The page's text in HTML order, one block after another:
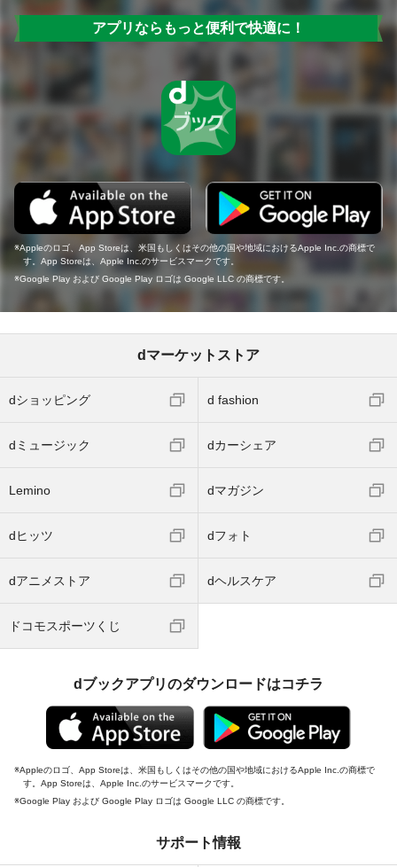
アプリならもっと便利で快適に！
Appleのロゴ、App Storeは、米国もしくはその他の国や地域におけるApple Inc.の商標で
す。App Storeは、Apple Inc.のサービスマークです。
Google Play および Google Play ロゴは Google LLC の商標です。
dマーケットストア
dショッピング d fashion
dミュージック dカーシェア
Lemino dマガジン
dヒッツ dフォト
dアニメストア dヘルスケア
ドコモスポーツくじ
dブックアプリのダウンロードはコチラ
Appleのロゴ、App Storeは、米国もしくはその他の国や地域におけるApple Inc.の商標で
す。App Storeは、Apple Inc.のサービスマークです。
Google Play および Google Play ロゴは Google LLC の商標です。
サポート情報